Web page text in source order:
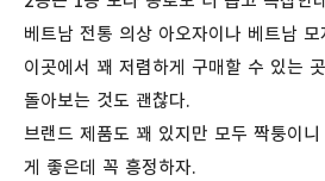
베트남 전통 의상 아오자이나 베트남
이곳에서 꽤 저렴하게 구매할 수 있는
돌아보는 것도 괜찮다.
브랜드 제품도 꽤 있지만 모두 짝퉁이
게 좋은데 꼭 흥정하자.